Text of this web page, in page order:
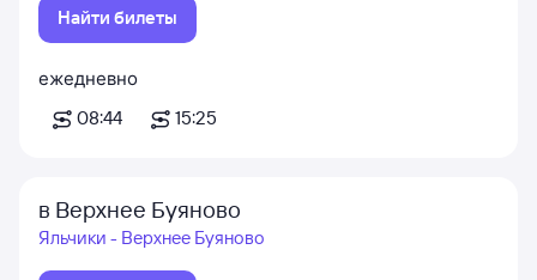
Найти билеты
ежедневно
08:44
15:25
в Верхнее Буяново
Яльчики - Верхнее Буяново